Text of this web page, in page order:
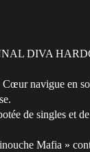
DIVA
navigue en
de singles et
Mafia »